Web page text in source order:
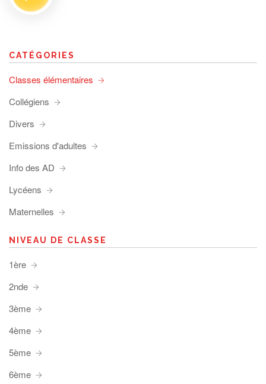
CATÉGORIES
Classes élémentaires
Collégiens
Divers
Emissions d'adultes
Info des AD
Lycéens
Maternelles
NIVEAU DE CLASSE
1ère
2nde
3ème
4ème
5ème
6ème